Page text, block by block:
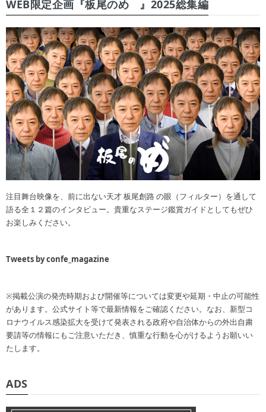
WEB限定企画『板尾のめ゙』2025総集編
注目舞台映像を、前に出ない天才 板尾創路 の眼（フィルター）を通して
語る全１２篇のインタビュー。貴重なステージ鑑賞ガイドとしてもぜひ
お楽しみください。
Tweets by confe_magazine
※掲載公演の発売時期および開催等については変更や延期・中止の可能性
があります。公式サイト等で最新情報をご確認ください。なお、新型コ
ロナウイルス感染拡大を受けて発表される政府や自治体からの外出自粛
要請等の情報にもご注意いただき、慎重な行動を心がけるようお願いい
たします。
ADS